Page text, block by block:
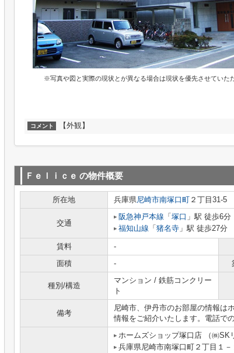
※写真や図と実際の現状とが異なる場合は現状を優先させていた
コメント 【外観】
Ｆｅｌｉｃｅ の物件概要
所在地 兵庫県尼崎市南塚口町 ２丁目31-5
交通
阪急神戸本線 「 塚口 」駅 徒歩6分
福知山線 「 猪名寺 」駅 徒歩27分
賃料 -
面積
-
種別/構造
マンション / 鉄筋コンクリー
ト
備考
尼崎市、伊丹市のお部屋の情報は
情報をご紹介いたします。電話で
ホームズショップ塚口店 （㈱SK
兵庫県尼崎市南塚口町２丁目１